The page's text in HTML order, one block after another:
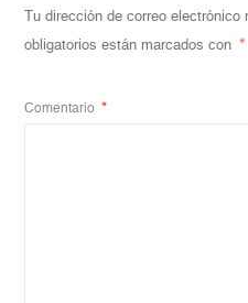
Tu dirección de correo electrónico
obligatorios están marcados con *
Comentario *